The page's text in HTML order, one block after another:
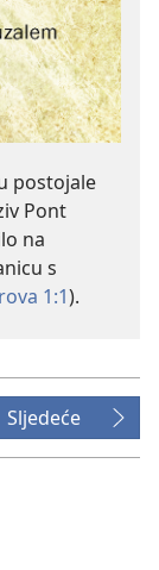
postojale
Pont
na
s
1:1).
Sljedeće